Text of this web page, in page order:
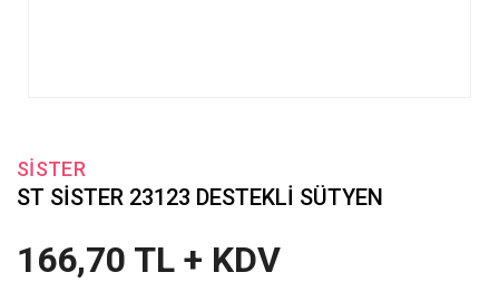
SİSTER
ST SİSTER 23123 DESTEKLİ SÜTYEN
166,70 TL + KDV